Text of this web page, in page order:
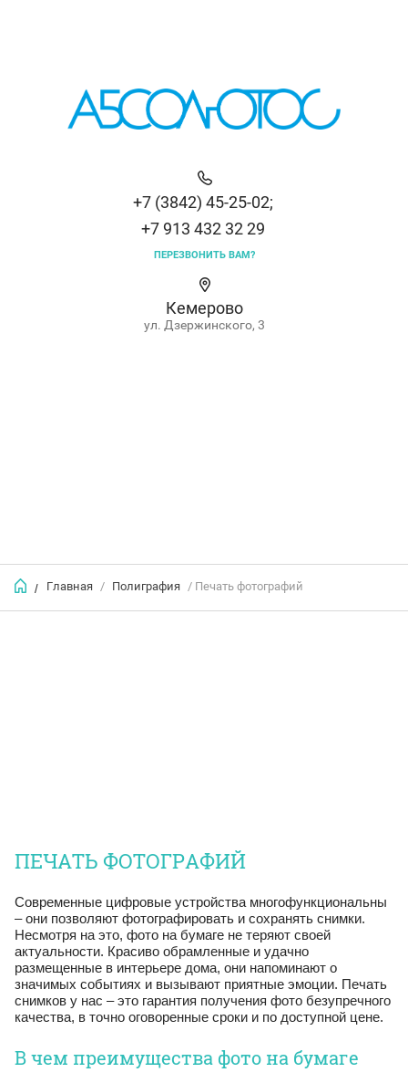
+7 (3842) 45-25-02;
+7 913 432 32 29
ПЕРЕЗВОНИТЬ ВАМ?
Кемерово
ул. Дзержинского, 3
/ Главная / Полиграфия / Печать фотографий
ПЕЧАТЬ ФОТОГРАФИЙ
Современные цифровые устройства многофункциональны
– они позволяют фотографировать и сохранять снимки.
Несмотря на это, фото на бумаге не теряют своей
актуальности. Красиво обрамленные и удачно
размещенные в интерьере дома, они напоминают о
значимых событиях и вызывают приятные эмоции. Печать
снимков у нас – это гарантия получения фото безупречного
качества, в точно оговоренные сроки и по доступной цене.
В чем преимущества фото на бумаге